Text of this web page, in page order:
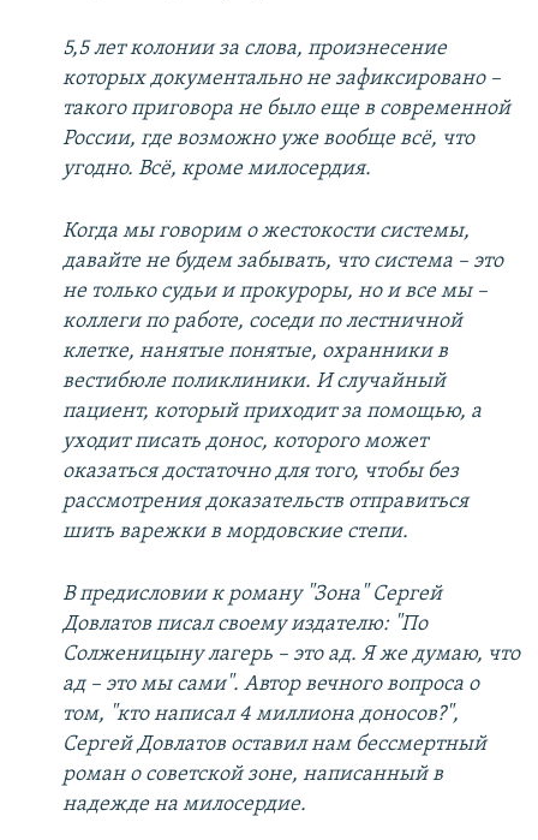
5,5 лет колонии за слова, произнесение
которых документально не зафиксировано –
такого приговора не было еще в современной
России, где возможно уже вообще всё, что
угодно. Всё, кроме милосердия.
Когда мы говорим о жестокости системы,
давайте не будем забывать, что система – это
не только судьи и прокуроры, но и все мы –
коллеги по работе, соседи по лестничной
клетке, нанятые понятые, охранники в
вестибюле поликлиники. И случайный
пациент, который приходит за помощью, а
уходит писать донос, которого может
оказаться достаточно для того, чтобы без
рассмотрения доказательств отправиться
шить варежки в мордовские степи.
В предисловии к роману "Зона" Сергей
Довлатов писал своему издателю: "По
Солженицыну лагерь – это ад. Я же думаю, что
ад – это мы сами". Автор вечного вопроса о
том, "кто написал 4 миллиона доносов?",
Сергей Довлатов оставил нам бессмертный
роман о советской зоне, написанный в
надежде на милосердие.